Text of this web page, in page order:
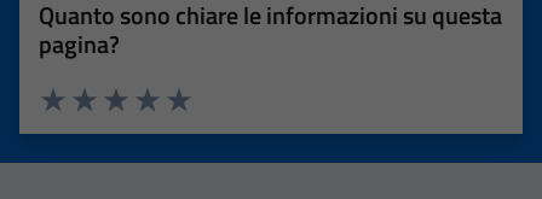
Quanto sono chiare le informazioni su questa
pagina?
Valuta 5 stelle su 5
Valuta 4 stelle su 5
Valuta 3 stelle su 5
Valuta 2 stelle su 5
Valuta 1 stelle su 5